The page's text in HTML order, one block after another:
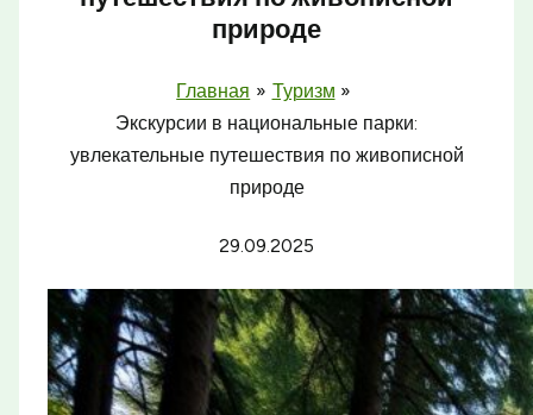
природе
Главная
Туризм
Экскурсии в национальные парки:
увлекательные путешествия по живописной
природе
29.09.2025